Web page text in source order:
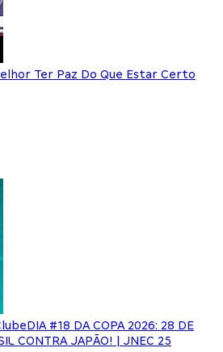
Ter Paz Do Que Estar Certo
DIA #18 DA COPA 2026: 28 DE
CONTRA JAPÃO! | JNEC 25